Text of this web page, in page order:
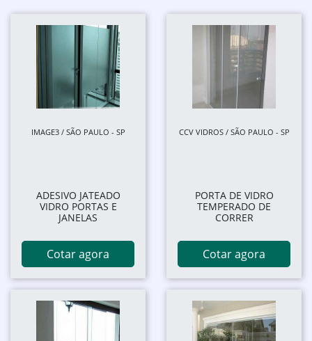
IMAGE3 / SÃO PAULO - SP
ADESIVO JATEADO
VIDRO PORTAS E
JANELAS
Cotar agora
CCV VIDROS / SÃO PAULO - SP
PORTA DE VIDRO
TEMPERADO DE
CORRER
Cotar agora